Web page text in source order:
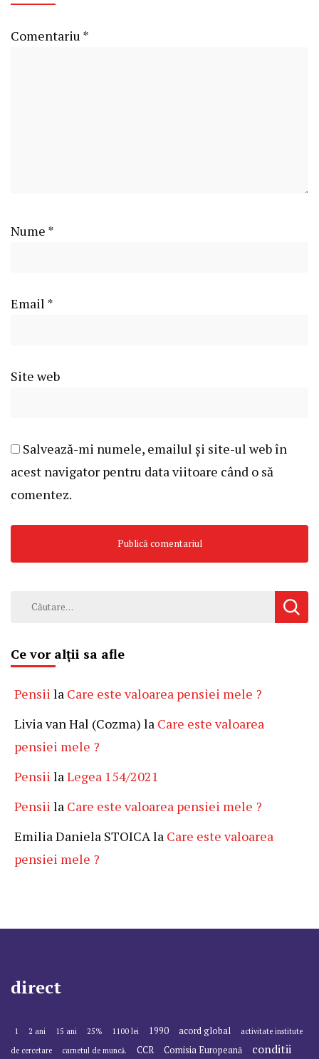
Comentariu *
Nume *
Email *
Site web
Salvează-mi numele, emailul și site-ul web în
acest navigator pentru data viitoare când o să
comentez.
Caută
Ce vor alții sa afle
Pensii la Care este valoarea pensiei mele ?
Livia van Hal (Cozma) la Care este valoarea
pensiei mele ?
Pensii la Legea 154/2021
Pensii la Care este valoarea pensiei mele ?
Emilia Daniela STOICA la Care este valoarea
pensiei mele ?
direct
1 2 ani 15 ani 25% 1100 lei 1990 acord global
activitate institute
de cercetare
carnetul de muncă. CCR Comisia Europeană
conditii